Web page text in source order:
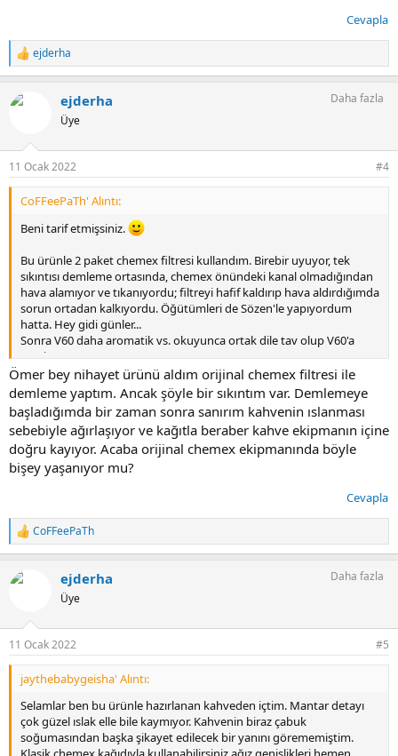
Cevapla
T
e
k
ejderha
ejderha
Üye
Daha fazla
11 Ocak 2022 #4
CoFFeePaTh' Alıntı:
Beni tarif etmişsiniz.
Bu ürünle 2 paket chemex filtresi kullandım. Birebir uyuyor, tek
sıkıntısı demleme ortasında, chemex önündeki kanal olmadığından
hava alamıyor ve tıkanıyordu; filtreyi hafif kaldırıp hava aldırdığımda
sorun ortadan kalkıyordu. Öğütümleri de Sözen'le yapıyordum
hatta. Hey gidi günler...
Sonra V60 daha aromatik vs. okuyunca ortak dile tav olup V60'a
geçtim.
Ömer bey nihayet ürünü aldım orijinal chemex filtresi ile
demleme yaptım. Ancak şöyle bir sıkıntım var. Demlemeye
başladığımda bir zaman sonra sanırım kahvenin ıslanması
sebebiyle ağırlaşıyor ve kağıtla beraber kahve ekipmanın içine
doğru kayıyor. Acaba orijinal chemex ekipmanında böyle
bişey yaşanıyor mu?
Cevapla
T
e
k
CoFFeePaTh
ejderha
Üye
Daha fazla
11 Ocak 2022 #5
jaythebabygeisha' Alıntı:
Selamlar ben bu ürünle hazırlanan kahveden içtim. Mantar detayı
çok güzel ıslak elle bile kaymıyor. Kahvenin biraz çabuk
soğumasından başka şikayet edilecek bir yanını görememiştim.